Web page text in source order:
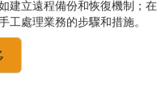
建立遠程備份和恢復機制；在
處理業務的步驟和措施。